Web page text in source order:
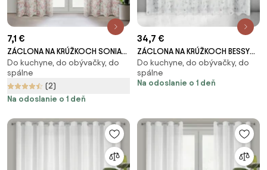
7,1 €
ZÁCLONA NA KRÚŽKOCH SONIA
140X250 CM KVETY
Do kuchyne, do obývačky, do
spálne
(2)
Na odoslanie o 1 deň
34,7 €
ZÁCLONA NA KRÚŽKOCH BESSY
350X250 CM VIACFAREBNÁ
Do kuchyne, do obývačky, do
spálne
Na odoslanie o 1 deň